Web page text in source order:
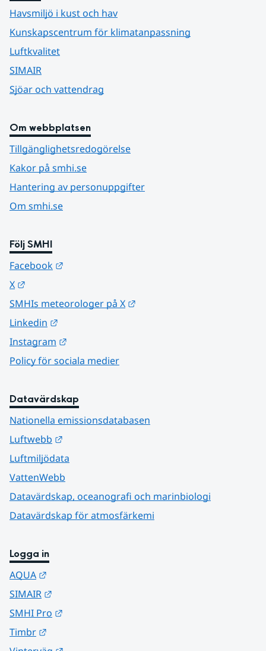
Havsmiljö i kust och hav
Kunskapscentrum för klimatanpassning
Luftkvalitet
SIMAIR
Sjöar och vattendrag
Om webbplatsen
Tillgänglighetsredogörelse
Kakor på smhi.se
Hantering av personuppgifter
Om smhi.se
Följ SMHI
Facebook
X
SMHIs meteorologer på X
Linkedin
Instagram
Policy för sociala medier
Datavärdskap
Nationella emissionsdatabasen
Luftwebb
Luftmiljödata
VattenWebb
Datavärdskap, oceanografi och marinbiologi
Datavärdskap för atmosfärkemi
Logga in
AQUA
SIMAIR
SMHI Pro
Timbr